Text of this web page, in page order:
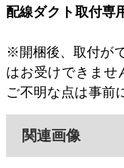
配線ダクト取付専
※開梱後、取付が
はお受けできませ
ご不明な点は事前
関連画像